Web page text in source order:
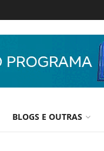
BLOGS E OUTRAS